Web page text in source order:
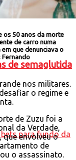
de semaglutida
os 50 anos da morte
de carro numa
que denunciava o
Fernando
nos militares.
o regime e
de Zuzu foi a
da Verdade,
que envolveu o
de
o assassinato.